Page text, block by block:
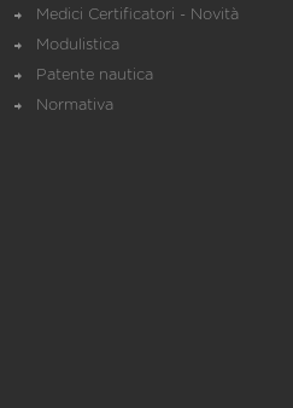
Medici Certificatori - Novità
Modulistica
Patente nautica
Normativa